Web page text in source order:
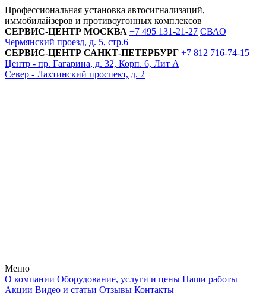
Профессиональная установка автосигнализаций,
иммобилайзеров и противоугонных комплексов
СЕРВИС-ЦЕНТР МОСКВА +7 495 131-21-27 СВАО
Чермянский проезд, д. 5, стр.6
СЕРВИС-ЦЕНТР САНКТ-ПЕТЕРБУРГ +7 812 716-74-15
Центр - пр. Гагарина, д. 32, Корп. 6, Лит А
Север - Лахтинский проспект, д. 2
Меню
О компании Оборудование, услуги и цены Наши работы
Акции Видео и статьи Отзывы Контакты